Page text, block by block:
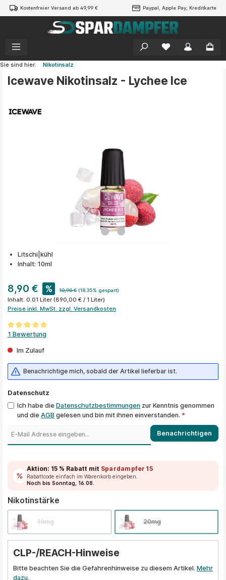
springen
Kostenfreier Versand ab 49,99 € Paypal, Apple Pay, Kreditkarte
Sie sind hier: Nikotinsalz
Icewave Nikotinsalz - Lychee Ice
Litschi|kühl
Inhalt: 10ml
8,90 € % 10,90 € (18.35% gespart)
Inhalt: 0.01 Liter (890,00 € / 1 Liter)
Preise inkl. MwSt. zzgl. Versandkosten
Durchschnittliche Bewertung von 5 von 5 Sternen
1 Bewertung
Im Zulauf
Benachrichtige mich, sobald der Artikel lieferbar ist.
Datenschutz
Ich habe dieDatenschutzbestimmungen zur Kenntnis genommen
und dieAGB gelesen und bin mit ihnen einverstanden.*
Benachrichtigen
Aktion: 15 % Rabatt mit Spardampfer15
Rabattcode einfach im Warenkorb eingeben.
Noch bis Sonntag, 16.08.
Nikotinstärke
10mg 20mg
CLP-/REACH-Hinweise
Bitte beachten Sie die Gefahrenhinweise zu diesem Artikel. Mehr
dazu.